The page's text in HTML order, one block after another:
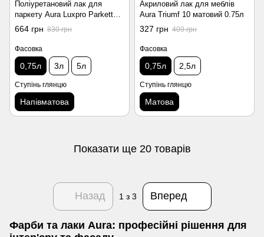
Поліуретановий лак для
паркету Aura Luxpro Parkett
Elit Matt напівматовий 0.75л
664 грн 830 грн
Фасовка
0,75л 3л 5л
Ступінь глянцю
Напівматова
Акриловий лак для меблів
Aura Triumf 10 матовий 0.75л
327 грн 409 грн
Фасовка
0,75л 2,5л
Ступінь глянцю
Матова
Показати ще 20 товарів
Назад 1 з 3 Вперед
Фарби та лаки Aura: професійні рішення для